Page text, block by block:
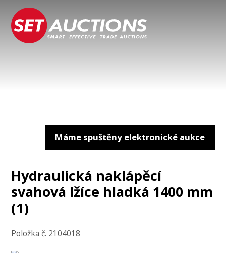
Máme spuštěny elektronické aukce
Hydraulická naklápěcí
svahová lžíce hladká 1400 mm
(1)
Položka č. 2104018